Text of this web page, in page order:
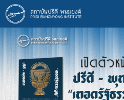
ข้าม
ไป
ยัง
เนื้อหา
หลัก